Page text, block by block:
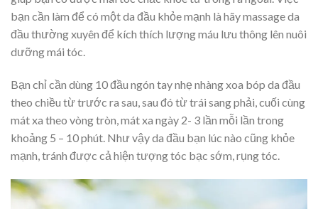
bạn cần làm để có một da đầu khỏe mạnh là hãy massage da
đầu thường xuyên để kích thích lượng máu lưu thông lên nuôi
dưỡng mái tóc.
Bạn chỉ cần dùng 10 đầu ngón tay nhẹ nhàng xoa bóp da đầu
theo chiều từ trước ra sau, sau đó từ trái sang phải, cuối cùng
mát xa theo vòng tròn, mát xa ngày 2- 3 lần mỗi lần trong
khoảng 5 – 10 phút. Như vậy da đầu bạn lúc nào cũng khỏe
mạnh, tránh được cả hiện tượng tóc bạc sớm, rụng tóc.